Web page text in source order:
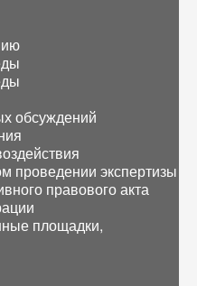
обсуждений
проведении экспертизы
правового акта
площадки,